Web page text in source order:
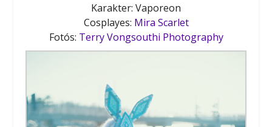
Karakter: Vaporeon
Cosplayes: Mira Scarlet
Fotós: Terry Vongsouthi Photography